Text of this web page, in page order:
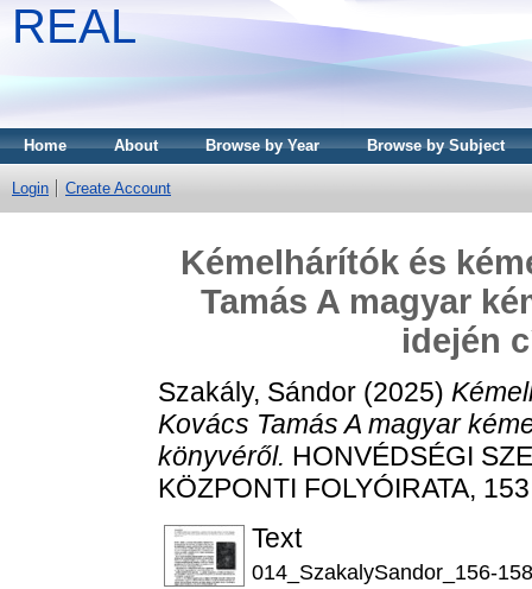
REAL
Home About Browse by Year Browse by Subject
Login Create Account
Kémelhárítók és
Tamás A magyar
idején
Szakály, Sándor (2025)
Kovács Tamás A magyar
könyvéről. HONVÉDSÉGI
KÖZPONTI FOLYÓIRATA,
Text
014_SzakalySandor_156-